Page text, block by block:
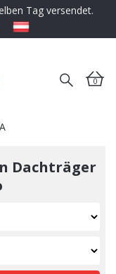
Tag versendet.
0
Dachträger